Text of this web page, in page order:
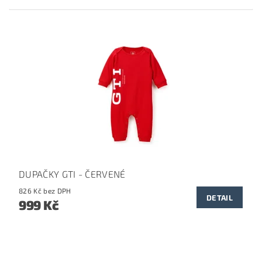
DUPAČKY GTI - ČERVENÉ
826 Kč bez DPH
999 Kč DETAIL